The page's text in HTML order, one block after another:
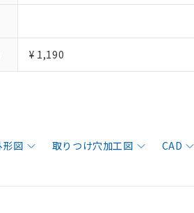
¥ 1,190
形図 取りつけ穴加工図 CAD